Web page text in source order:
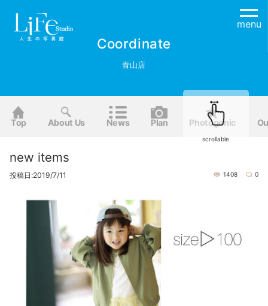
menu
Coordinate
青山店
Top About Us News Plan Photogenic
scrollable
new items
投稿日:2019/7/11 1408 0